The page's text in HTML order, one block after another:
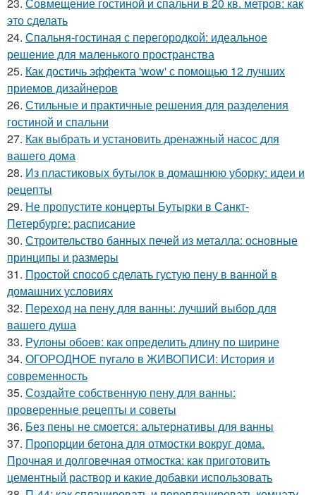
это сделать
24. Спальня-гостиная с перегородкой: идеальное
решение для маленького пространства
25. Как достичь эффекта 'wow' с помощью 12 лучших
приемов дизайнеров
26. Стильные и практичные решения для разделения
гостиной и спальни
27. Как выбрать и установить дренажный насос для
вашего дома
28. Из пластиковых бутылок в домашнюю уборку: идеи и
рецепты
29. Не пропустите концерты Бутырки в Санкт-
Петербурге: расписание
30. Строительство банных печей из металла: основные
принципы и размеры
31. Простой способ сделать густую пену в ванной в
домашних условиях
32. Переход на пену для ванны: лучший выбор для
вашего душа
33. Рулоны обоев: как определить длину по ширине
34. ОГОРОДНОЕ пугало в ЖИВОПИСИ: История и
современность
35. Создайте собственную пену для ванны:
проверенные рецепты и советы
36. Без пены не смоется: альтернативы для ванны
37. Пропорции бетона для отмостки вокруг дома.
Прочная и долговечная отмостка: как приготовить
цементный раствор и какие добавки использовать